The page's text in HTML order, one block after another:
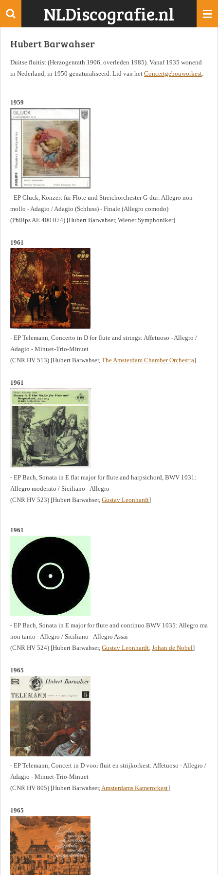
Ga
de
NLDiscografie.nl
Hubert Barwahser
Duitse fluitist (Herzogenrath 1906, overleden 1985). Vanaf 1935 wonend
in Nederland, in 1950 genaturaliseerd. Lid van het Concertgebouworkest.
1959
- EP Gluck, Konzert für Flöte und Streichorchester G-dur: Allegro non
mollo - Adagio / Adagio (Schluss) - Finale (Allegro comodo)
(Philips AE 400 074) [Hubert Barwahser, Wiener Symphoniker]
1961
- EP Telemann, Concerto in D for flute and strings: Affetuoso - Allegro /
Adagio - Minuet-Trio-Minuet
(CNR HV 513) [Hubert Barwahser, The Amsterdam Chamber Orchestra]
1961
- EP Bach, Sonata in E flat major for flute and harpsichord, BWV 1031:
Allegro moderato / Siciliano - Allegro
(CNR HV 523) [Hubert Barwahser, Gustav Leonhardt]
1961
- EP Bach, Sonata in E major for flute and continuo BWV 1035: Allegro ma
non tanto - Allegro / Siciliano - Allegro Assai
(CNR HV 524) [Hubert Barwahser, Gustav Leonhardt, Johan de Nobel]
1965
- EP Telemann, Concert in D voor fluit en strijkorkest: Affetuoso - Allegro /
Adagio - Minuet-Trio-Minuet
(CNR HV 805) [Hubert Barwahser,Amsterdams Kamerorkest]
1965